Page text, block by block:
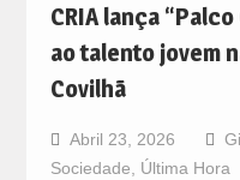
CRIA lança
ao talento jovem
Covilhã
Abril 23, 2026
Sociedade, Última Hora